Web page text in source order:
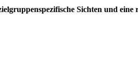
Sichten und